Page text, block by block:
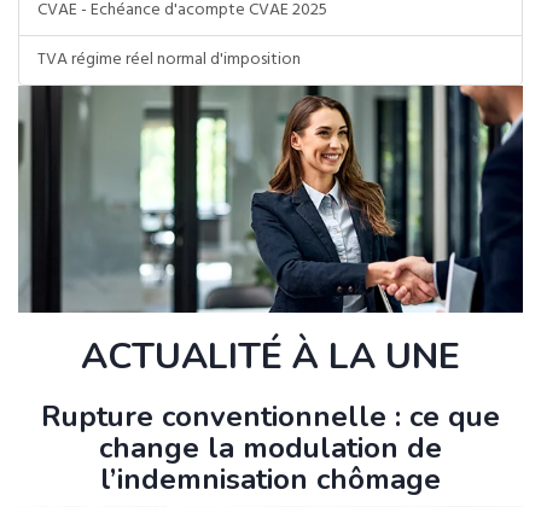
CVAE - Echéance d'acompte CVAE 2025
TVA régime réel normal d'imposition
ACTUALITÉ À LA UNE
Rupture conventionnelle : ce que
change la modulation de
l’indemnisation chômage